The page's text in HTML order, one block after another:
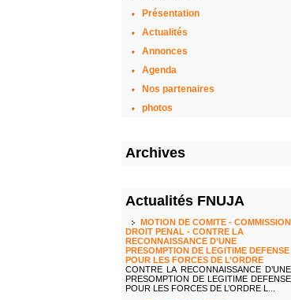
Présentation
Actualités
Annonces
Agenda
Nos partenaires
photos
Archives
Actualités FNUJA
MOTION DE COMITE - COMMISSION
DROIT PENAL - CONTRE LA
RECONNAISSANCE D’UNE
PRESOMPTION DE LEGITIME DEFENSE
POUR LES FORCES DE L’ORDRE
CONTRE LA RECONNAISSANCE D’UNE
PRESOMPTION DE LEGITIME DEFENSE
POUR LES FORCES DE L’ORDRE L...